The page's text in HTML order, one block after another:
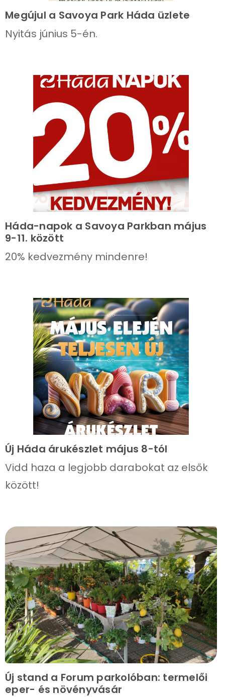
Megújul a Savoya Park Háda üzlete
Nyitás június 5-én.
Háda-napok a Savoya Parkban május
9-11. között
20% kedvezmény mindenre!
Új Háda árukészlet május 8-tól
Vidd haza a legjobb darabokat az elsők
között!
Új stand a Forum parkolóban: termelői
eper- és növényvásár